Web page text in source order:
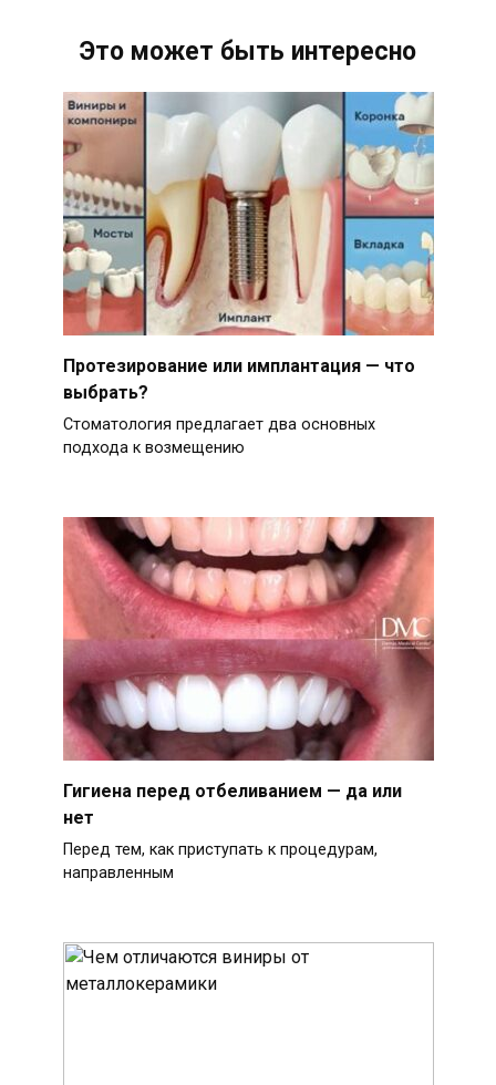
Это может быть интересно
Протезирование или имплантация — что
выбрать?
Стоматология предлагает два основных
подхода к возмещению
Гигиена перед отбеливанием — да или
нет
Перед тем, как приступать к процедурам,
направленным